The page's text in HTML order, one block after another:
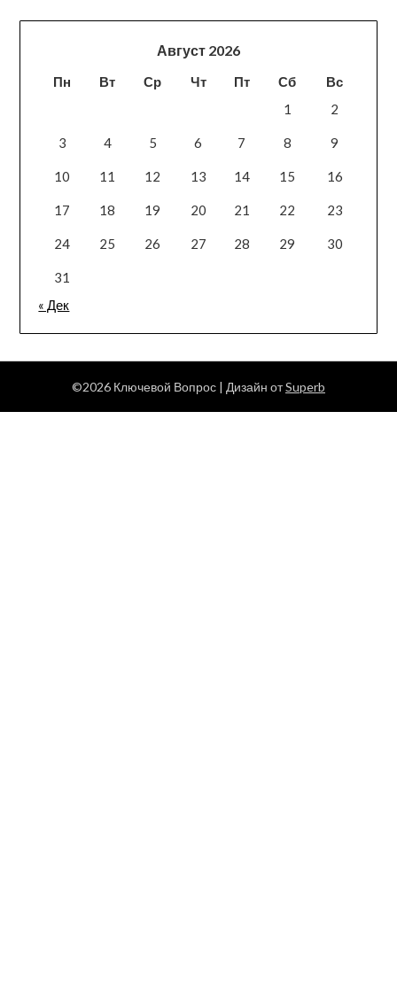
Август 2026
Пн Вт Ср Чт Пт Сб
Вс
1
2
3 4 5 6 7 8 9
10 11 12 13 14 15 16
17 18 19 20 21 22 23
24 25 26 27 28 29 30
31
« Дек
©2026 Ключевой Вопрос | Дизайн отSuperb